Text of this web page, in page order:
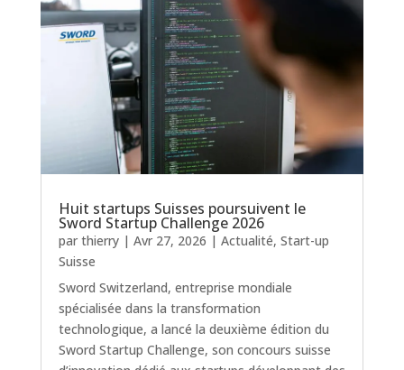
Huit startups Suisses poursuivent le
Sword Startup Challenge 2026
par thierry| Avr 27, 2026 | Actualité, Start-up
Suisse
Sword Switzerland, entreprise mondiale
spécialisée dans la transformation
technologique, a lancé la deuxième édition du
Sword Startup Challenge, son concours suisse